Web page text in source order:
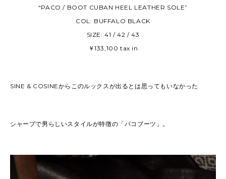
“PACO / BOOT CUBAN HEEL LEATHER SOLE”
COL: BUFFALO BLACK
SIZE: 41 / 42 / 43
￥133,100 tax in
SINE & COSINEからこのルックスが出るとは思ってもいなかった
シャープで男らしいスタイルが特徴の「パコブーツ」。